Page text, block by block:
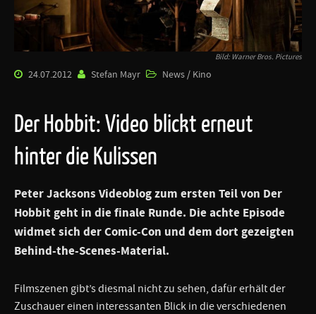
Bild: Warner Bros. Pictures
24.07.2012 Stefan Mayr News / Kino
Der Hobbit: Video blickt erneut
hinter die Kulissen
Peter Jacksons Videoblog zum ersten Teil von Der
Hobbit geht in die finale Runde. Die achte Episode
widmet sich der Comic-Con und dem dort gezeigten
Behind-the-Scenes-Material.
Filmszenen gibt’s diesmal nicht zu sehen, dafür erhält der
Zuschauer einen interessanten Blick in die verschiedenen